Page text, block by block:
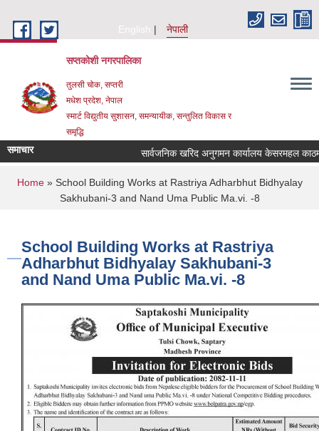
English
नेपाली
सप्तकोशी नगरपालिका
तुलसी चोक, सप्तरी
मधेश प्रदेश, नेपाल
स्मार्ट विद्युतीय सुशासन, समन्यायीक, सन्तुलित विकास र
समृद्धि
समाचार सार्वजनिक खरिद अनुगमन कार्यालय केसरमहल
You are here
Home» School Building Works at Rastriya Adharbhut Bidhyalay
Sakhubani-3 and Nand Uma Public Ma.vi. -8
School Building Works at Rastriya
Adharbhut Bidhyalay Sakhubani-3
and Nand Uma Public Ma.vi. -8